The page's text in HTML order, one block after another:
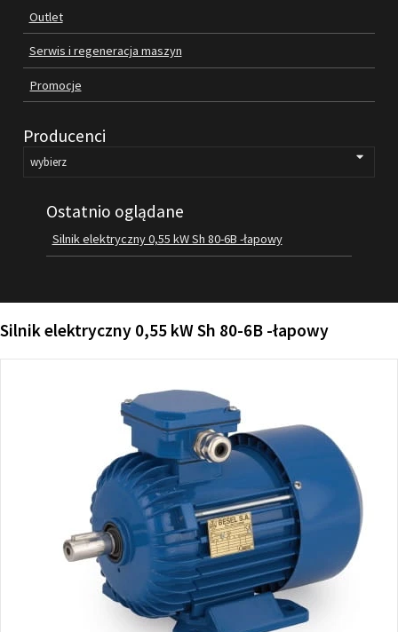
FILMY
KONTAKT
Outlet
Serwis i regeneracja maszyn
Promocje
Producenci
Ostatnio oglądane
Silnik elektryczny 0,55 kW Sh 80-6B -łapowy
Silnik elektryczny 0,55 kW Sh 80-6B -łapowy